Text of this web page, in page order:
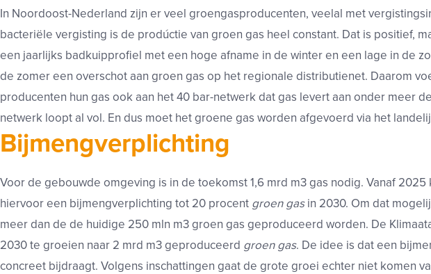
In Noordoost-Nederland zijn er veel groengasproducenten, veelal met
bacteriële vergisting is de prodúctie van groen gas heel constant. Dat is positief,
een jaarlijks badkuipprofiel met een hoge afname in de winter en een lage in de
de zomer een overschot aan groen gas op het regionale distributienet. Daarom
producenten hun gas ook aan het 40 bar-netwerk dat gas levert aan onder meer
netwerk loopt al vol. En dus moet het groene gas worden afgevoerd via het
Bijmengverplichting
Voor de gebouwde omgeving is in de toekomst 1,6 mrd m3 gas nodig. Vanaf
hiervoor een bijmengverplichting tot 20 procent groen gasin 2030. Om dat
meer dan de de huidige 250 mln m3 groen gas geproduceerd worden. De
2030 te groeien naar 2 mrd m3 geproduceerd groen gas. De idee is dat een
concreet bijdraagt. Volgens inschattingen gaat de grote groei echter niet komen